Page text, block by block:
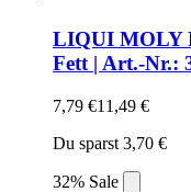
LIQUI MOLY
Fett | Art.-Nr.:
7,79 €11,49 €
Du sparst 3,70 €
32% Sale